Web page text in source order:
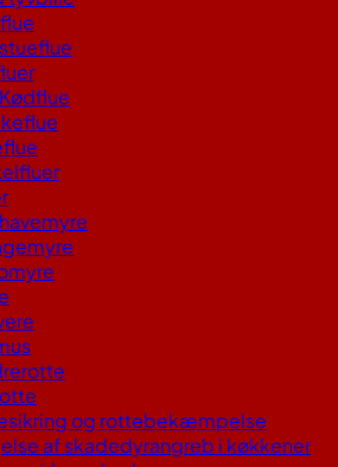
og rottebekæmpelse
af skadedyrangreb i køkkener